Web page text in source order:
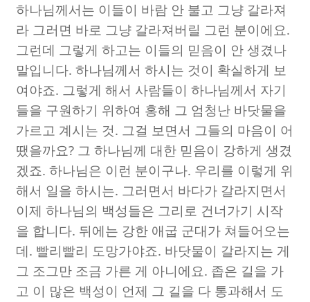
하나님께서는 이들이 바람 안 불고 그냥 갈라져
라 그러면 바로 그냥 갈라져버릴 그런 분이에요.
그런데 그렇게 하고는 이들의 믿음이 안 생겼나
말입니다. 하나님께서 하시는 것이 확실하게 보
여야죠. 그렇게 해서 사람들이 하나님께서 자기
들을 구원하기 위하여 홍해 그 엄청난 바닷물을
가르고 계시는 것. 그걸 보면서 그들의 마음이 어
땠을까요? 그 하나님께 대한 믿음이 강하게 생겼
겠죠. 하나님은 이런 분이구나. 우리를 이렇게 위
해서 일을 하시는. 그러면서 바다가 갈라지면서
이제 하나님의 백성들은 그리로 건너가기 시작
을 합니다. 뒤에는 강한 애굽 군대가 쳐들어오는
데. 빨리빨리 도망가야죠. 바닷물이 갈라지는 게
그 조그만 조금 가른 게 아니에요. 좁은 길을 가
고 이 많은 백성이 언제 그 길을 다 통과해서 도